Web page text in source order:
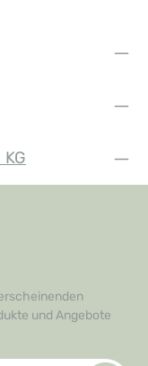
und Angebote